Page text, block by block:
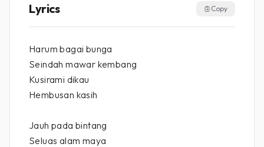
Lyrics Copy
Harum bagai bunga
Seindah mawar kembang
Kusirami dikau
Hembusan kasih
Jauh pada bintang
Seluas alam maya